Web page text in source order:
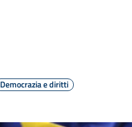
Democrazia e diritti